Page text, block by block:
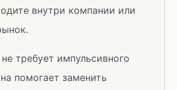
внутри компании или
требует импульсивного
помогает заменить